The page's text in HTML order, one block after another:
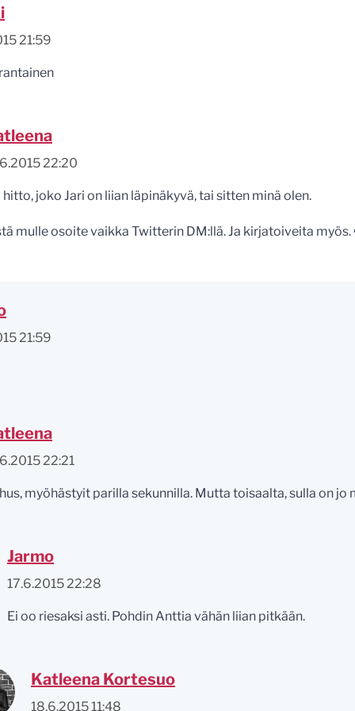
21:59
22:20
hitto, joko Jari on liian läpinäkyvä, tai sitten minä olen.
mulle osoite vaikka Twitterin DM:llä. Ja kirjatoiveita myös.
21:59
22:21
myöhästyit parilla sekunnilla. Mutta toisaalta, sulla on jo
Jarmo
17.6.2015 22:28
Ei oo riesaksi asti. Pohdin Anttia vähän liian pitkään.
Katleena Kortesuo
18.6.2015 11:48